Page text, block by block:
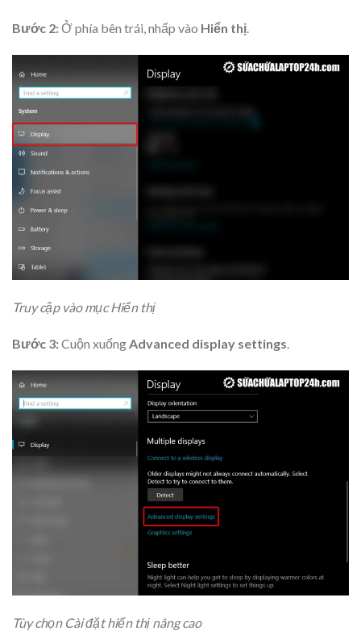
Bước 2:Ở phía bên trái, nhấp vào Hiển thị.
Truy cập vào mục Hiển thị
Bước 3:Cuộn xuốngAdvanced display settings.
Tùy chọn Cài đặt hiển thị nâng cao